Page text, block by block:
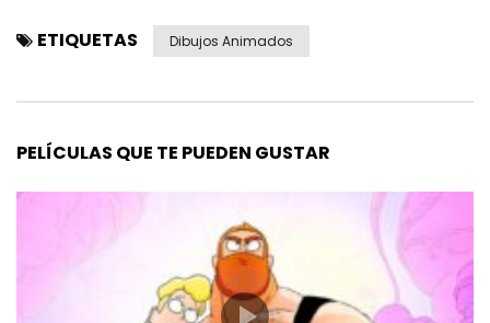
ETIQUETAS Dibujos Animados
PELÍCULAS QUE TE PUEDEN GUSTAR